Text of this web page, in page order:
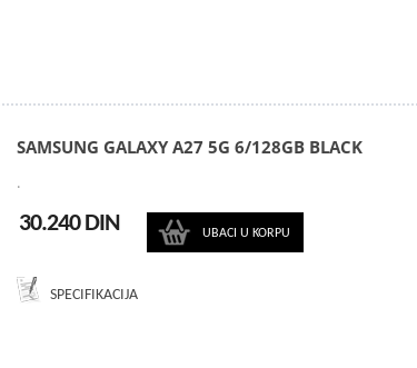
SAMSUNG GALAXY A27 5G 6/128GB BLACK
.
30.240 DIN UBACI U KORPU
SPECIFIKACIJA